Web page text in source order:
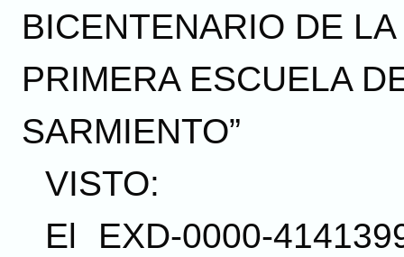
BICENTENARIO DE
PRIMERA ESCUELA
SARMIENTO”
VISTO:
El EXD-0000-